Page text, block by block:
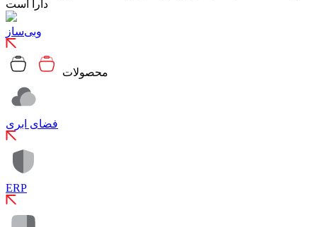
دارا است
وبی‌ساز
محصولات
فضای ابری
ERP